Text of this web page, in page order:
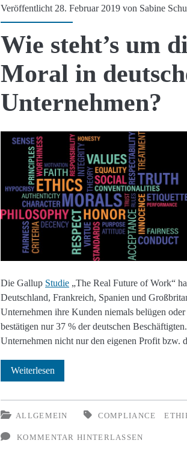
Veröffentlicht 28. Februar 2019 von Sabine
Wie steht’s um
Moral in
Unternehmen?
Die Gallup Studie „The Real Future of Work“
Deutschland, Frankreich, Spanien und
Unternehmen ihre Kunden niemals belügen
bestätigen nur 37 % der deutschen
Unternehmen nicht nur den eigenen Profit bzw.
WeiterlesenWie
um
die
ALLGEMEIN COMPLIANCE
KOMMENTAR HINTERLASSEN